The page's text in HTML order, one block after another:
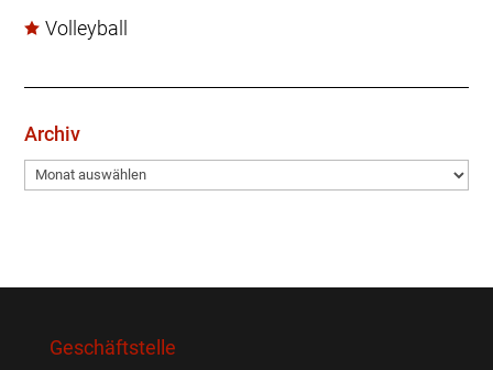
Volleyball
Archiv
Archiv
Geschäftstelle